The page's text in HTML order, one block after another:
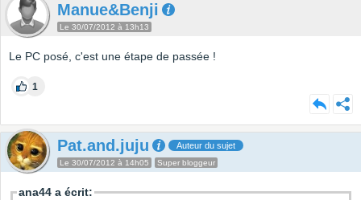
Manue&Benji
Le 30/07/2012 à 13h13
Le PC posé, c'est une étape de passée !
1
Pat.and.juju Auteur du sujet
Le 30/07/2012 à 14h05 Super bloggeur
ana44 a écrit: